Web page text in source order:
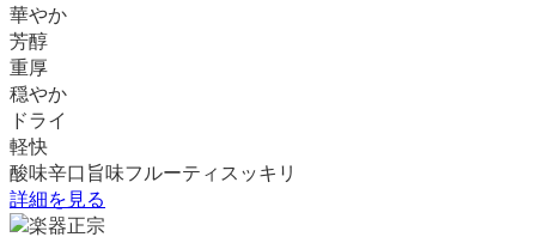
華やか
芳醇
重厚
穏やか
ドライ
軽快
酸味辛口 旨味フルーティ スッキリ
詳細を見る